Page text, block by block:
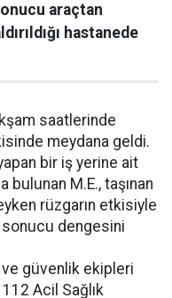
araçtan
hastanede
saatlerinde
meydana geldi.
bir iş yerine ait
bulunan M.E., taşınan
rüzgarın etkisiyle
dengesini
güvenlik ekipleri
Acil Sağlık